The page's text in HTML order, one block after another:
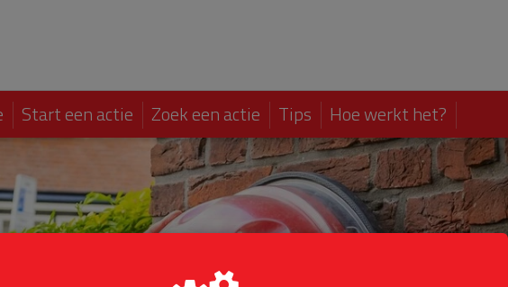
Start een actie Zoek een actie Tips Hoe werkt het?